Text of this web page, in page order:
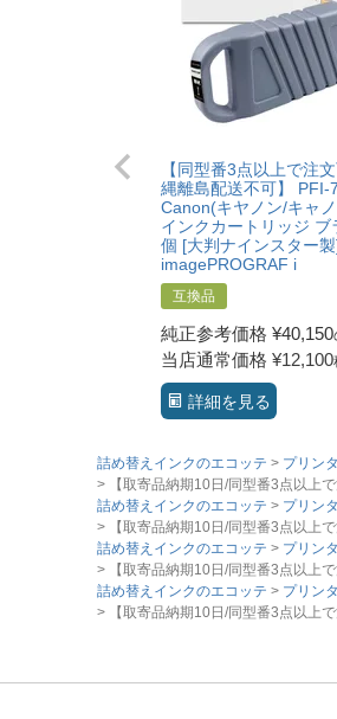
【同型番3点以上で注
縄離島配送不可】 PFI-
Canon(キヤノン/キャ
インクカートリッジ ブ
個 [大判ナインスター
imagePROGRAF i
互換品
純正参考価格 ¥40,150
当店通常価格 ¥12,100
詳細を見る
詰め替えインクのエコッテ プリン
【取寄品納期10日/同型番3点以上
詰め替えインクのエコッテ
プリン
【取寄品納期10日/同型番3点以上
詰め替えインクのエコッテ
プリン
【取寄品納期10日/同型番3点以上
詰め替えインクのエコッテ
プリン
【取寄品納期10日/同型番3点以上